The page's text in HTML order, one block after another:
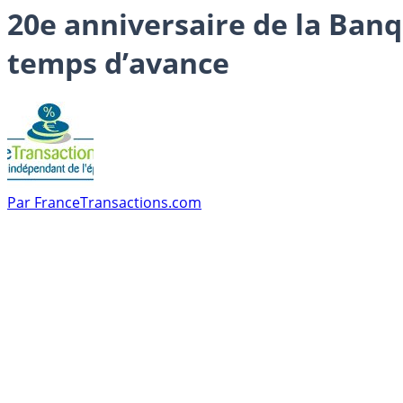
20e anniversaire de la
temps d’avance
Par FranceTransactions.com